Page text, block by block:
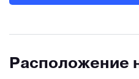
Расположение